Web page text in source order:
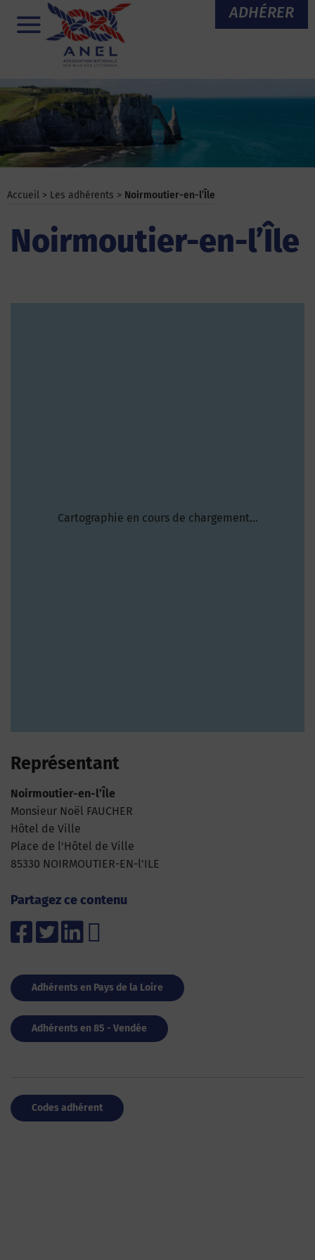
ADHÉRER
Menu
Accueil > Les adhérents > Noirmoutier-en-l’Île
Noirmoutier-en-l’Île
Cartographie en cours de chargement...
Représentant
Noirmoutier-en-l’Île
Monsieur Noël FAUCHER
Hôtel de Ville
Place de l'Hôtel de Ville
85330 NOIRMOUTIER-EN-l'ILE
Partagez ce contenu
Adhérents en Pays de la Loire
Adhérents en 85 - Vendée
Codes adhérent